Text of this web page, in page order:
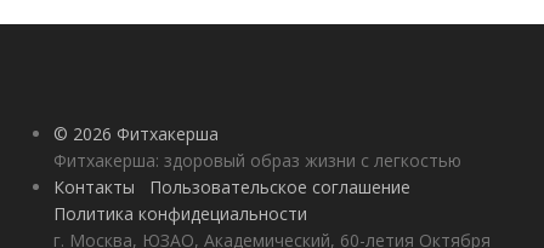
© 2026 Фитхакерша
Фитхакерша: здоровый образ жизни с легкостью
Контакты
Пользовательское соглашение
Политика конфидециальности
г. Москва, ЮЗАО, Академический, 60-летия Октября